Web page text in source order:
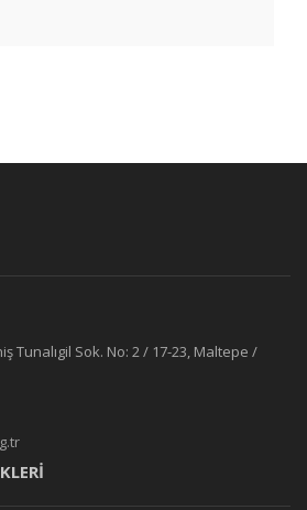
Tunalıgil Sok. No: 2 / 17-23, Maltepe /